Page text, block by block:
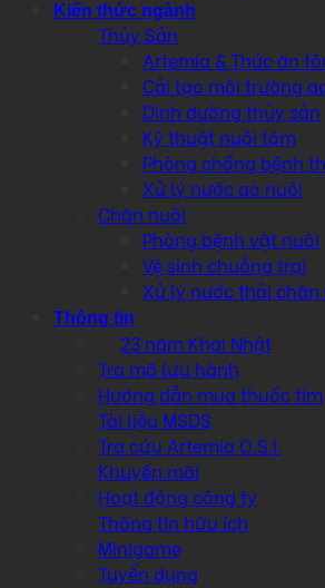
Kiến thức ngành
Thủy Sản
Artemia & Thức ăn
Cải tạo môi trường
Dinh dưỡng thủy sản
Kỹ thuật nuôi tôm
Phòng chống bệnh
Xử lý nước ao nuôi
Chăn nuôi
Phòng bệnh vật nuôi
Vệ sinh chuồng trại
Xử lý nước thải chăn
Thông tin
23 năm Khai Nhật
Tra mã lưu hành
Hướng dẫn mua thuốc tím
Tài liệu MSDS
Tra cứu Artemia O.S.I.
Khuyến mãi
Hoạt động công ty
Thông tin hữu ích
Minigame
Tuyển dụng